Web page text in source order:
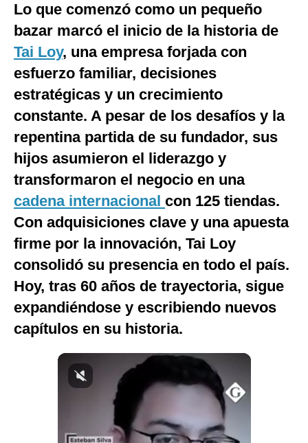
Lo que comenzó como un pequeño
bazar marcó el inicio de la historia de
Tai Loy, una empresa forjada con
esfuerzo familiar, decisiones
estratégicas y un crecimiento
constante. A pesar de los desafíos y la
repentina partida de su fundador, sus
hijos asumieron el liderazgo y
transformaron el negocio en una
cadena internacional con 125 tiendas.
Con adquisiciones clave y una apuesta
firme por la innovación, Tai Loy
consolidó su presencia en todo el país.
Hoy, tras 60 años de trayectoria, sigue
expandiéndose y escribiendo nuevos
capítulos en su historia.